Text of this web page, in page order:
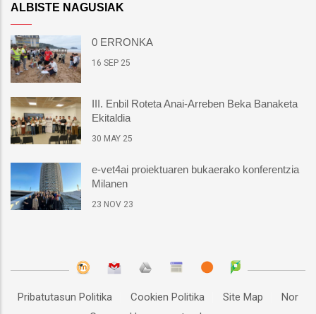
ALBISTE NAGUSIAK
0 ERRONKA
16 SEP 25
III. Enbil Roteta Anai-Arreben Beka Banaketa
Ekitaldia
30 MAY 25
e-vet4ai proiektuaren bukaerako konferentzia
Milanen
23 NOV 23
Pribatutasun Politika Cookien Politika Site Map
Nor